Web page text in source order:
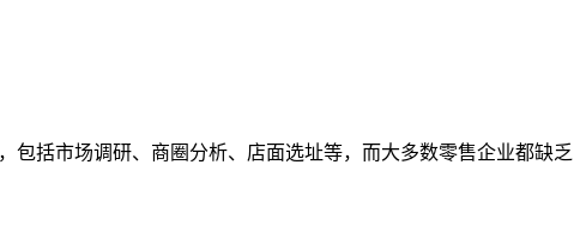
包括市场调研、商圈分析、店面选址等，而大多数零售企业都缺乏